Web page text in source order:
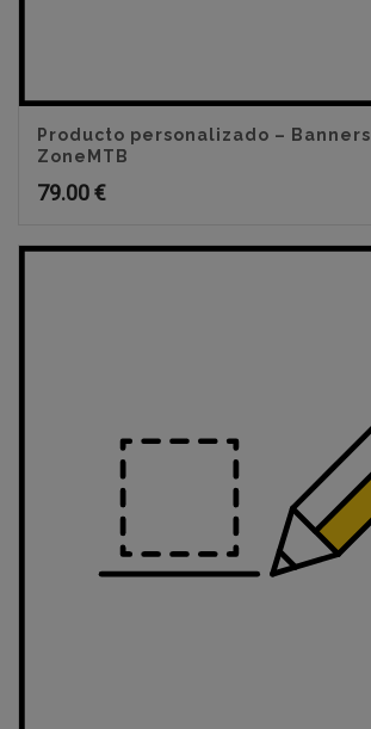
Producto personalizado – Banners
ZoneMTB
79.00€